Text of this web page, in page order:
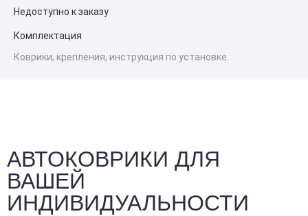
Недоступно к заказу
Комплектация
Коврики, крепления, инструкция по установке.
АВТОКОВРИКИ ДЛЯ
ВАШЕЙ
ИНДИВИДУАЛЬНОСТИ